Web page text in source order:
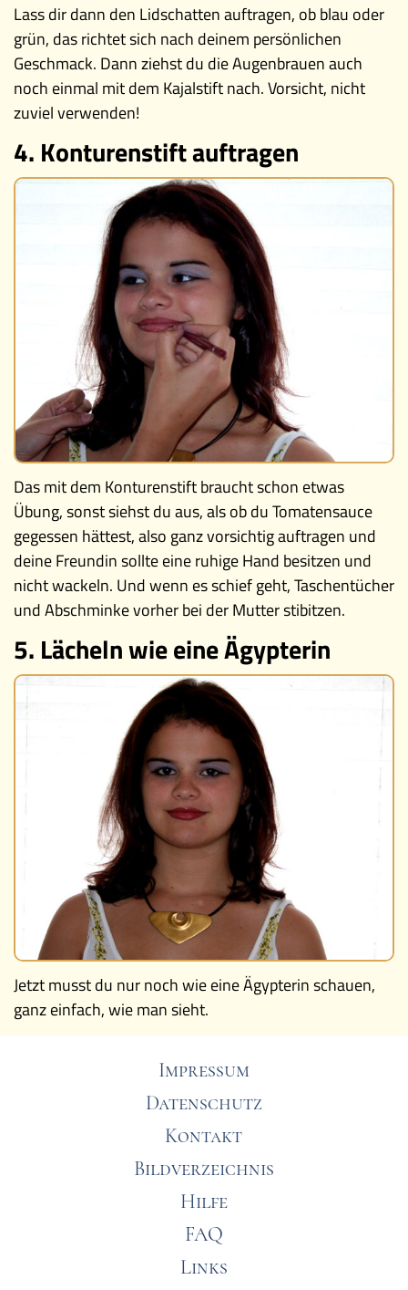
Lass dir dann den Lidschatten auftragen, ob blau oder
grün, das richtet sich nach deinem persönlichen
Geschmack. Dann ziehst du die Augenbrauen auch
noch einmal mit dem Kajalstift nach. Vorsicht, nicht
zuviel verwenden!
4. Konturenstift auftragen
Das mit dem Konturenstift braucht schon etwas
Übung, sonst siehst du aus, als ob du Tomatensauce
gegessen hättest, also ganz vorsichtig auftragen und
deine Freundin sollte eine ruhige Hand besitzen und
nicht wackeln. Und wenn es schief geht, Taschentücher
und Abschminke vorher bei der Mutter stibitzen.
5. Lächeln wie eine Ägypterin
Jetzt musst du nur noch wie eine Ägypterin schauen,
ganz einfach, wie man sieht.
Impressum
Datenschutz
Kontakt
Bildverzeichnis
Hilfe
FAQ
Links